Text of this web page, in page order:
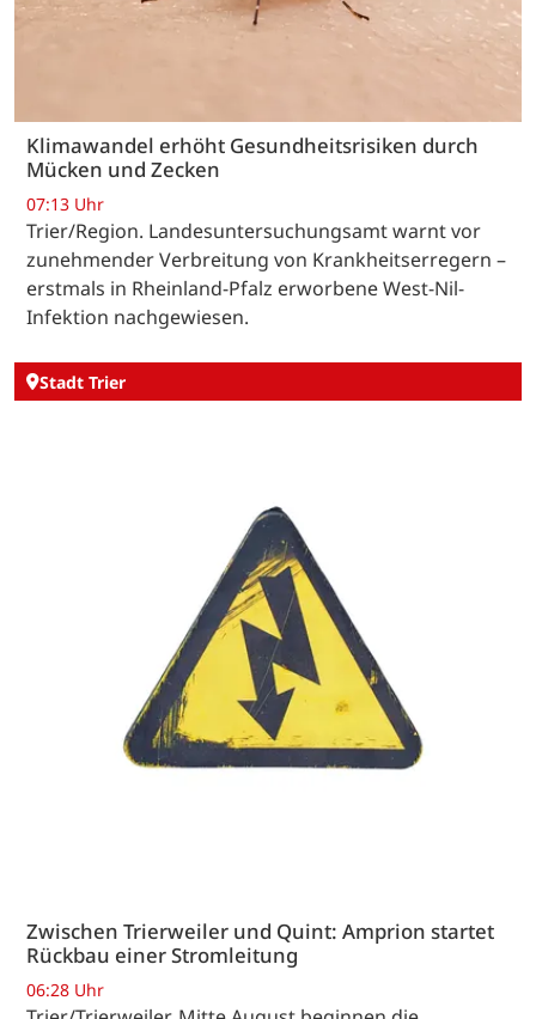
Klimawandel erhöht Gesundheitsrisiken durch
Mücken und Zecken
07:13 Uhr
Trier/Region. Landesuntersuchungsamt warnt vor
zunehmender Verbreitung von Krankheitserregern –
erstmals in Rheinland-Pfalz erworbene West-Nil-
Infektion nachgewiesen.
Stadt Trier
Zwischen Trierweiler und Quint: Amprion startet
Rückbau einer Stromleitung
06:28 Uhr